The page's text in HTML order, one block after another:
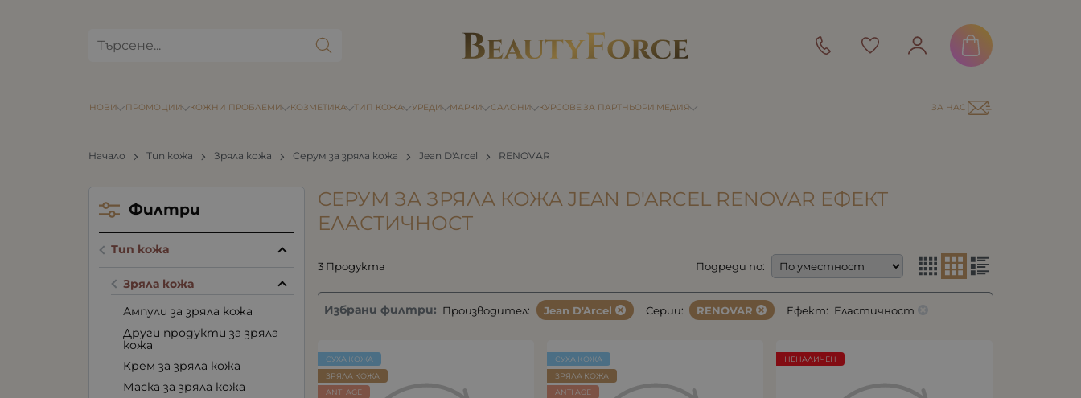
КОЗМЕТИКА ТИП КОЖА УРЕДИ
НОВИ ПРОМОЦИИ МАРКИ САЛОНИ
КОЖНИ ПРОБЛЕМИ КУРСОВЕ ЗА ПАРТНЬОРИ МЕДИЯ ЗА НАС
Начало Тип кожа Зряла кожа Серум за зряла кожа Jean D'Arcel RENOVAR
СЕРУМ ЗА ЗРЯЛА КОЖА JEAN D'ARCEL RENOVAR ЕФЕКТ
ЕЛАСТИЧНОСТ
3 Продукта Подреди по:
Избрани филтри: Производител: Jean D'Arcel Серии: RENOVAR Ефект: Еластичност
СУХА КОЖА
ЗРЯЛА КОЖА
ANTI AGE
СУХА КОЖА
ЗРЯЛА КОЖА
ANTI AGE
НЕНАЛИЧЕН
Филтри
Тип кожа
Зряла кожа
Ампули за зряла кожа
Други продукти за зряла
кожа
Крем за зряла кожа
Маска за зряла кожа